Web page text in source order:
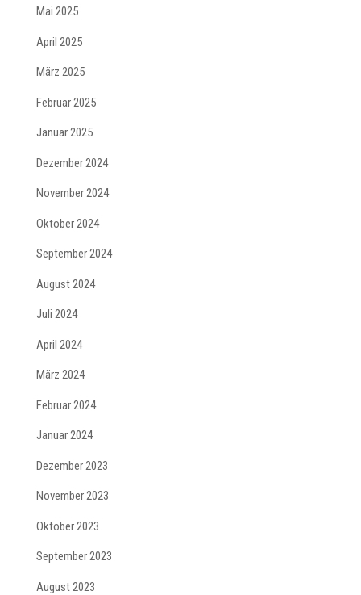
Mai 2025
April 2025
März 2025
Februar 2025
Januar 2025
Dezember 2024
November 2024
Oktober 2024
September 2024
August 2024
Juli 2024
April 2024
März 2024
Februar 2024
Januar 2024
Dezember 2023
November 2023
Oktober 2023
September 2023
August 2023